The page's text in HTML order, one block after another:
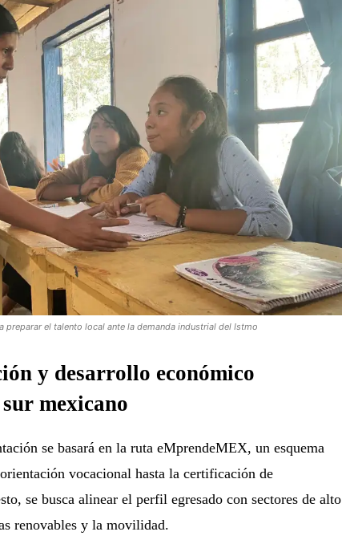
preparar el talento local ante la demanda industrial del Istmo
y desarrollo económico
mexicano
se basará en la ruta eMprendeMEX, un esquema
vocacional hasta la certificación de
se busca alinear el perfil egresado con sectores de alto
renovables y la movilidad.